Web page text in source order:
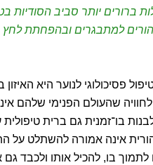
ברורים יותר סביב
למתבגרים ובהפחתת לחץ
פסיכולוגי לנוער היא
שהעולם הפנימי שלהם
בו־זמנית גם ברית
אינה אמורה להשתלט על
לתמוך בו, להכיל אותו ולכבד